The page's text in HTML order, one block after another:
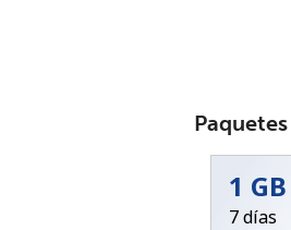
1 GB
7 días